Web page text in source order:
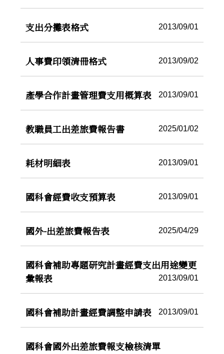
支出分攤表格式 2013/09/01
人事費印領清冊格式 2013/09/02
產學合作計畫管理費支用概算表 2013/09/01
教職員工出差旅費報告書 2025/01/02
耗材明細表 2013/09/01
國科會經費收支預算表 2013/09/01
國外-出差旅費報告表 2025/04/29
國科會補助專題研究計畫經費支出用途變更
彙報表
2013/09/01
國科會補助計畫經費調整申請表 2013/09/01
國科會國外出差旅費報支檢核清單